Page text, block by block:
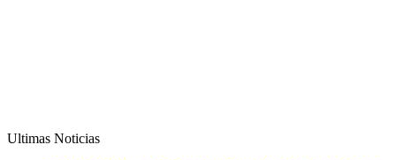
Ultimas Noticias